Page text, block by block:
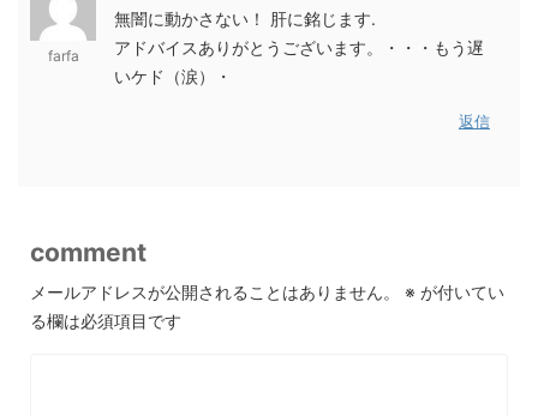
farfa
無闇に動かさない！ 肝に銘じます.
アドバイスありがとうございます。・・・もう遅
いケド（涙）・
返信
comment
メールアドレスが公開されることはありません。 ※ が付いてい
る欄は必須項目です